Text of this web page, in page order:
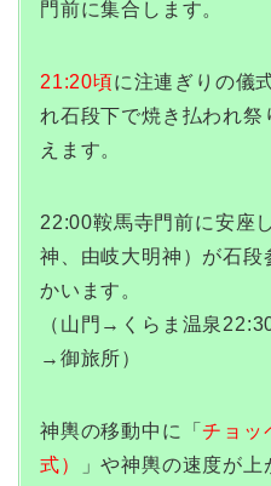
門前に集合します。
21:20頃に注連ぎりの儀
れ石段下で焼き払われ祭
えます。
22:00鞍馬寺門前に安座
神、由岐大明神）が石段
かいます。
（山門→くらま温泉
→御旅所）
神輿の移動中に「チョッ
式）
」や神輿の速度が